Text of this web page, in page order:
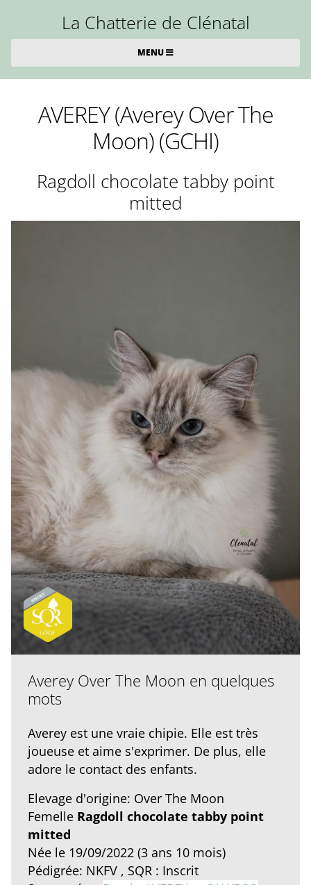
La Chatterie de Clénatal
MENU
AVEREY (Averey Over The
Moon) (GCHI)
Ragdoll chocolate tabby point
mitted
Averey Over The Moon en quelques
mots
Averey est une vraie chipie. Elle est très
joueuse et aime s'exprimer. De plus, elle
adore le contact des enfants.
Elevage d'origine: Over The Moon
Femelle Ragdoll chocolate tabby point
mitted
Née le 19/09/2022 (3 ans 10 mois)
Pédigrée: NKFV , SQR : Inscrit